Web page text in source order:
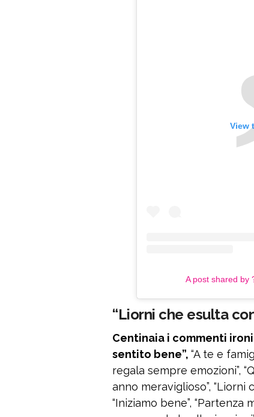
View
A post shared by
“Liorni che esulta
Centinaia i commenti
sentito bene”, “A te e
regala sempre emozioni”,
anno meraviglioso”,
“Iniziamo bene”, “Partenza